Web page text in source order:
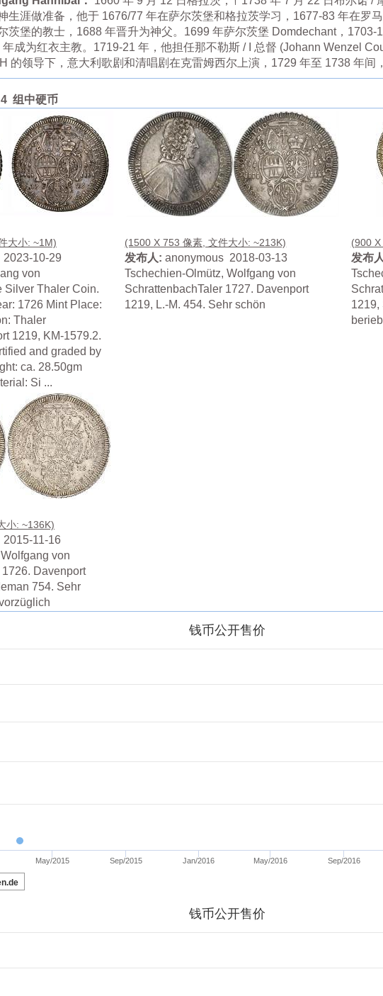
生涯做准备，他于 1676/77 年在萨尔茨堡和格拉茨学习，1677-83 年在罗
茨堡的教士，1688 年晋升为神父。1699 年萨尔茨堡 Domdechant，1703-
成为红衣主教。1719-21 年，他担任那不勒斯 / I 总督 (Johann Wenzel
的领导下，意大利歌剧和清唱剧在克雷姆西尔上演，1729 年至 1738 年间
4 组中硬币
大小: ~1M)
10-29
von
Silver Thaler Coin.
1726 Mint Place:
Thaler
1219, KM-1579.2.
and graded by
ca. 28.50gm
Si ...
(1500 X 753 像素, 文件大小: ~213K)
发布人: anonymous 2018-03-13
Tschechien-Olmütz, Wolfgang von
SchrattenbachTaler 1727. Davenport
1219, L.-M. 454. Sehr schön
(900
发布
1219,
小: ~136K)
11-16
von
Davenport
754. Sehr